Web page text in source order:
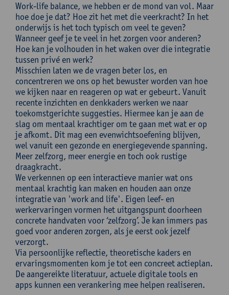
Work-life balance, we hebben er de mond van vol. Maar
hoe doe je dat? Hoe zit het met die veerkracht? In het
onderwijs is het toch typisch om veel te geven?
Wanneer geef je te veel in het zorgen voor anderen?
Hoe kan je volhouden in het waken over die integratie
tussen privé en werk?
Misschien laten we de vragen beter los, en
concentreren we ons op het bewuster worden van hoe
we kijken naar en reageren op wat er gebeurt. Vanuit
recente inzichten en denkkaders werken we naar
toekomstgerichte suggesties. Hiermee kan je aan de
slag om mentaal krachtiger om te gaan met wat er op
je afkomt. Dit mag een evenwichtsoefening blijven,
wel vanuit een gezonde en energiegevende spanning.
Meer zelfzorg, meer energie en toch ook rustige
draagkracht.
We verkennen op een interactieve manier wat ons
mentaal krachtig kan maken en houden aan onze
integratie van 'work and life'. Eigen leef- en
werkervaringen vormen het uitgangspunt doorheen
concrete handvaten voor ‘zelfzorg’. Je kan immers pas
goed voor anderen zorgen, als je eerst ook jezelf
verzorgt.
Via persoonlijke reflectie, theoretische kaders en
ervaringsmomenten kom je tot een concreet actieplan.
De aangereikte literatuur, actuele digitale tools en
apps kunnen een verankering mee helpen realiseren.